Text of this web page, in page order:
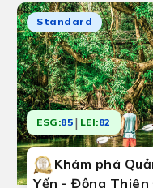
Standard
ESG:85 | LEI:82
Khám phá
Yến - Động Thiên